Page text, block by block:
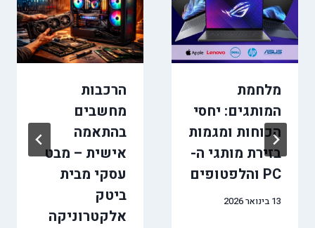
מלחמת
המותגים: יחסי
הכוחות ומגמות
בזירת מותגי ה-
PC והלפטופים
13 בינואר 2026
הרכבות
מחשבים
בהתאמה
אישית – מבט
עסקי מבית
ביטק
אלקטרוניקה